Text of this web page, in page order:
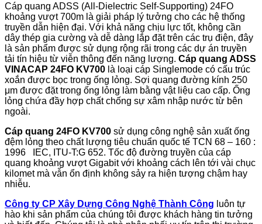
Cáp quang ADSS (All-Dielectric Self-Supporting) 24FO
khoảng vượt 700m là giải pháp lý tưởng cho các hệ thống
truyền dẫn hiện đại. Với khả năng chịu lực tốt, không cần
dây thép gia cường và dễ dàng lắp đặt trên các trụ điện, đây
là sản phẩm được sử dụng rộng rãi trong các dự án truyền
tải tín hiệu từ viễn thông đến năng lượng. Cáp quang ADSS
VINACAP 24FO KV700 là loại cáp Singlemode có cấu trúc
xoắn được bọc trong ống lỏng. Sợi quang đường kính 250
μm được đặt trong ống lỏng làm bằng vật liệu cao cấp. Ống
lỏng chứa đầy hợp chất chống sự xâm nhập nước từ bên
ngoài.
Cáp quang 24FO KV700 sử dụng công nghệ sản xuất ống
đệm lỏng theo chất lượng tiêu chuẩn quốc tế TCN 68 – 160 :
1996 IEC, ITU-T:G 652. Tốc độ đường truyền của cáp
quang khoảng vượt Gigabit với khoảng cách lên tới vài chục
kilomet mà vẫn ổn định không sảy ra hiện tượng chậm hay
nhiễu.
Công ty CP Xây Dựng Công Nghệ Thành Công luôn tự
hào khi sản phẩm của chúng tôi được khách hàng tin tưởng